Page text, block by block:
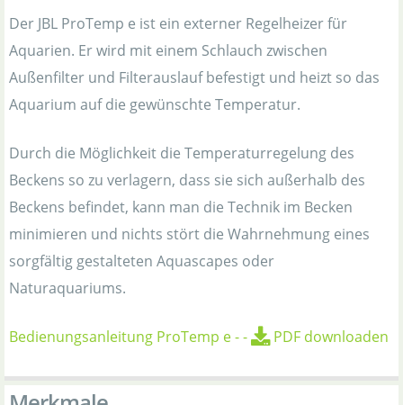
Der JBL ProTemp e ist ein externer Regelheizer für
Aquarien. Er wird mit einem Schlauch zwischen
Außenfilter und Filterauslauf befestigt und heizt so das
Aquarium auf die gewünschte Temperatur.
Durch die Möglichkeit die Temperaturregelung des
Beckens so zu verlagern, dass sie sich außerhalb des
Beckens befindet, kann man die Technik im Becken
minimieren und nichts stört die Wahrnehmung eines
sorgfältig gestalteten Aquascapes oder
Naturaquariums.
Bedienungsanleitung ProTemp e-- PDF downloaden